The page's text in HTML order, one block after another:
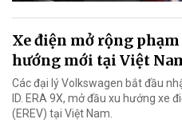
Xe điện mở rộng
hướng mới tại Việt
Các đại lý Volkswagen bắt đầu
ID. ERA 9X, mở đầu xu hướng xe
(EREV) tại Việt Nam.